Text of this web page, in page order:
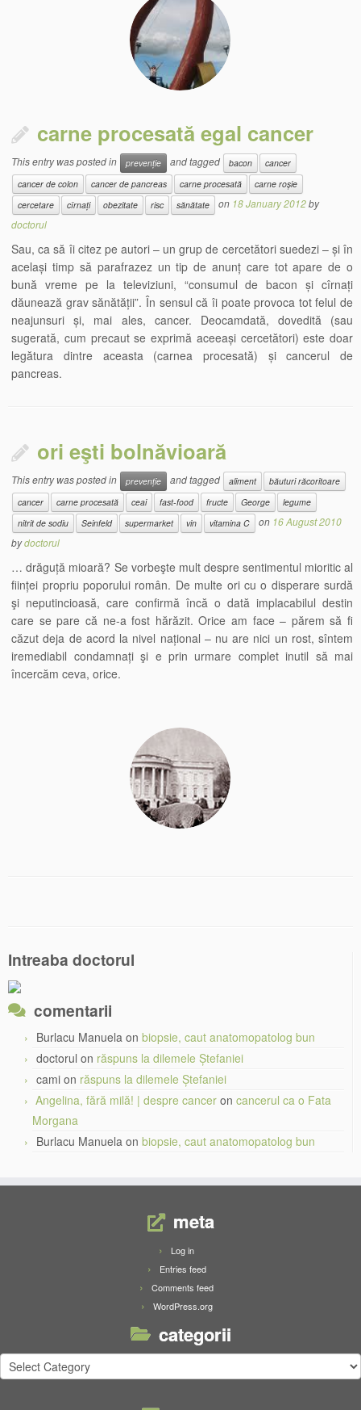
carne procesată egal cancer
This entry was posted in prevenție and tagged bacon
cancer
cancer de colon
cancer de pancreas carne procesată
carne roșie
cercetare
cîrnați obezitate risc sănătate on 18 January 2012by
doctorul
Sau, ca să îi citez pe autori – un grup de cercetători suedezi – și în
același timp să parafrazez un tip de anunț care tot apare de o
bună vreme pe la televiziuni, “consumul de bacon și cîrnați
dăunează grav sănătății”. În sensul că îi poate provoca tot felul de
neajunsuri și, mai ales, cancer. Deocamdată, dovedită (sau
sugerată, cum precaut se exprimă aceeași cercetători) este doar
legătura dintre aceasta (carnea procesată) și cancerul de
pancreas.
ori eşti bolnăvioară
This entry was posted in prevenție and tagged aliment
băuturi răcoritoare
cancer
carne procesată ceai fast-food fructe George
legume
nitrit de sodiu
Seinfeld supermarket vin vitamina C on 16 August 2010
bydoctorul
… drăguță mioară? Se vorbeşte mult despre sentimentul mioritic al
ființei propriu poporului român. De multe ori cu o disperare surdă
şi neputincioasă, care confirmă încă o dată implacabilul destin
care se pare că ne-a fost hărăzit. Orice am face – părem să fi
căzut deja de acord la nivel național – nu are nici un rost, sîntem
iremediabil condamnați şi e prin urmare complet inutil să mai
încercăm ceva, orice.
Intreaba doctorul
comentarii
Burlacu Manuela on biopsie, caut anatomopatolog bun
doctorul on răspuns la dilemele Ștefaniei
cami on răspuns la dilemele Ștefaniei
Angelina, fără milă! | despre cancer on cancerul ca o Fata
Morgana
Burlacu Manuela on biopsie, caut anatomopatolog bun
meta
Log in
Entries feed
Comments feed
WordPress.org
categorii
categorii